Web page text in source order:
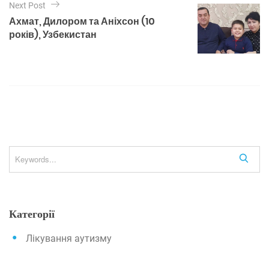
а
ц
с
і
Next Post
Ахмат, Дилором та Аніхсон (10
років), Узбекистан
e
Категорії
Лікування аутизму